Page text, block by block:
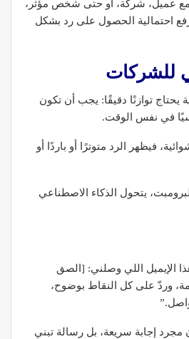
مع عميل، شركة، أو حتى شخص مؤثر،
احتمالية الحصول على رد بشكل
يحتاج توازنًا دقيقًا: يجب أن تكون
في نفس الوقت.
فيظهر الرد متوترًا أو باردًا أو
يتحول الذكاء الاصطناعي
الإيميل اللي وصلني: [الصق
وردّ على كل النقاط بوضوح،
مجرد إجابة سريعة، بل رسالة تبني